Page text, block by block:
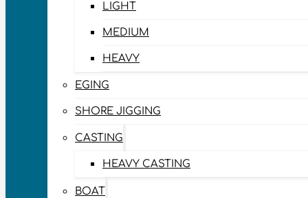
LIGHT
MEDIUM
HEAVY
EGING
SHORE JIGGING
CASTING
HEAVY CASTING
BOAT